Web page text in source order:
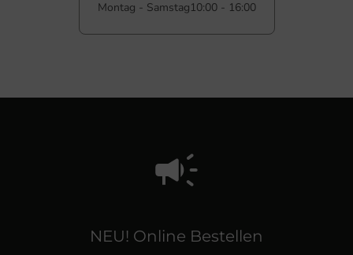
Montag - Samstag10:00 - 16:00
NEU! Online Bestellen